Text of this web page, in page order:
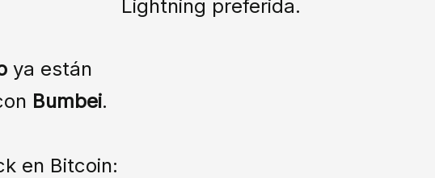
Lightning preferida.
ya están
Bumbei.
en Bitcoin: